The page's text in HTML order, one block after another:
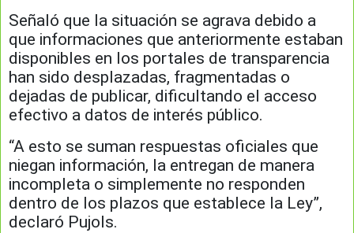
Señaló que la situación se agrava debido a
que informaciones que anteriormente estaban
disponibles en los portales de transparencia
han sido desplazadas, fragmentadas o
dejadas de publicar, dificultando el acceso
efectivo a datos de interés público.
“A esto se suman respuestas oficiales que
niegan información, la entregan de manera
incompleta o simplemente no responden
dentro de los plazos que establece la Ley”,
declaró Pujols.